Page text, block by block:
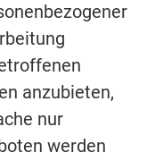
anzubieten,
nur
werden